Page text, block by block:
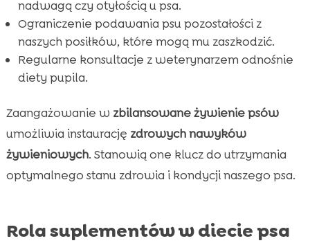
nadwagą czy otyłością u psa.
Ograniczenie podawania psu pozostałości z
naszych posiłków, które mogą mu zaszkodzić.
Regularne konsultacje z weterynarzem odnośnie
diety pupila.
Zaangażowanie w zbilansowane żywienie psów
umożliwia instaurację zdrowych nawyków
żywieniowych. Stanowią one klucz do utrzymania
optymalnego stanu zdrowia i kondycji naszego psa.
Rola suplementów w diecie psa